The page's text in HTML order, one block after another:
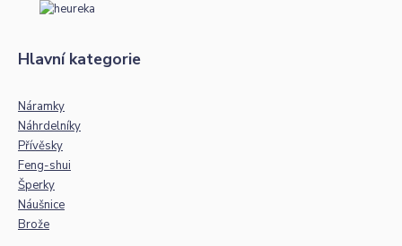
Hlavní kategorie
Náramky
Náhrdelníky
Přívěsky
Feng-shui
Šperky
Náušnice
Brože